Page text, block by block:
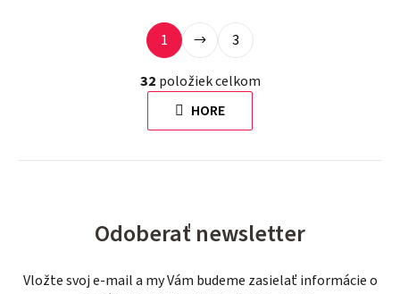
v
l
á
d
a
e
p
v
S
r
á
n
o
n
i
1 3
32 položiek celkom
HORE
Odoberať newsletter
Vložte svoj e-mail a my Vám budeme zasielať informácie o